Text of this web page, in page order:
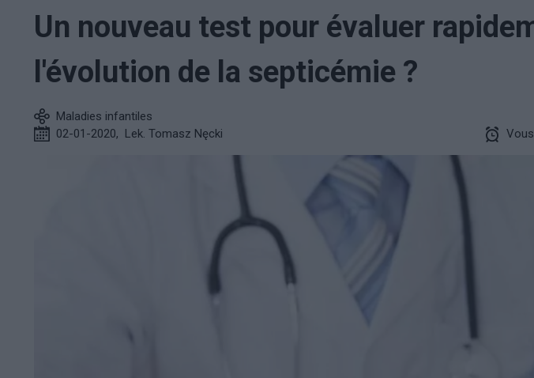
Un nouveau test pour évaluer
l'évolution de la septicémie ?
Maladies infantiles
02-01-2020, Lek. Tomasz Nęcki